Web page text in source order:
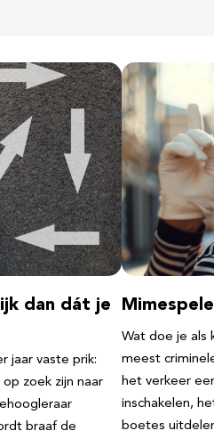
dan dát je
jaar vaste prik:
zoek zijn naar
braaf de
Wat doe je als
meest
het verkeer
inschakelen,
boetes